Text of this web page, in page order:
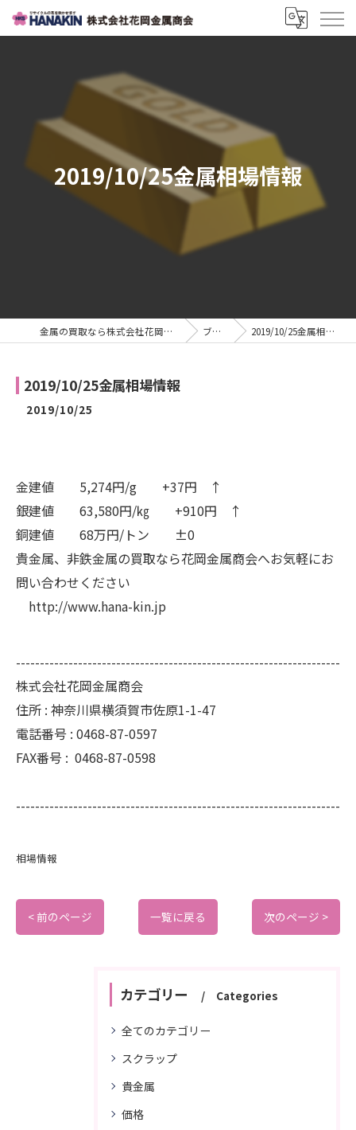
2019/10/25金属相場情報
金属の買取なら株式会社花岡金属商会 ブログ 2019/10/25金属相場情報
2019/10/25金属相場情報
2019/10/25
金建値 5,274円/g +37円 ↑
銀建値 63,580円/㎏ +910円 ↑
銅建値 68万円/トン ±0
貴金属、非鉄金属の買取なら花岡金属商会へお気軽にお
問い合わせください
http://www.hana-kin.jp
--------------------------------------------------------------------
株式会社花岡金属商会
住所 : 神奈川県横須賀市佐原1-1-47
電話番号 : 0468-87-0597
FAX番号 : 0468-87-0598
--------------------------------------------------------------------
相場情報
< 前のページ 一覧に戻る 次のページ >
カテゴリー Categories
全てのカテゴリー
スクラップ
貴金属
価格